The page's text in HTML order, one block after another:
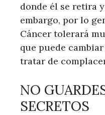
donde él se retira
embargo, por lo
Cáncer tolerará
que puede
tratar de
NO
SECRETOS